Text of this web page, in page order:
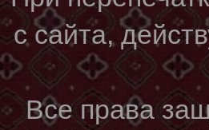
с сайта,
Все права